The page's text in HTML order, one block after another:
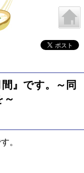
』です。～同
～
。